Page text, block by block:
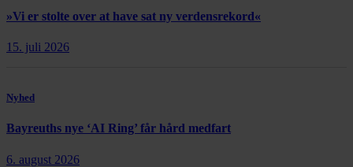
»Vi er stolte over at have sat ny verdensrekord«
15. juli 2026
Nyhed
Bayreuths nye ‘AI Ring’ får hård medfart
6. august 2026